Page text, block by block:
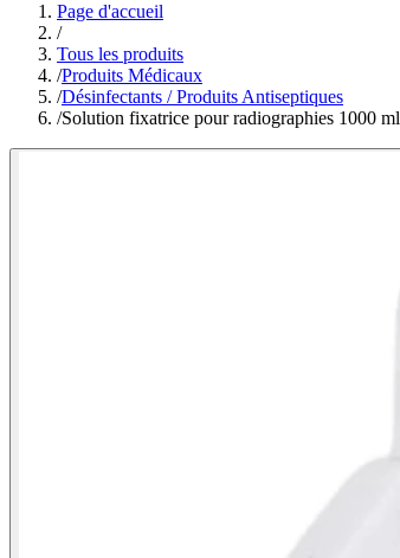
Page d'accueil
/
Tous les produits
/Produits Médicaux
/Désinfectants / Produits Antiseptiques
/Solution fixatrice pour radiographies 1000 ml